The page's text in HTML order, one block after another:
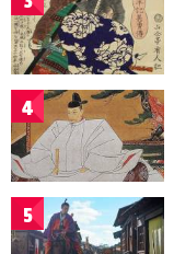
4
5